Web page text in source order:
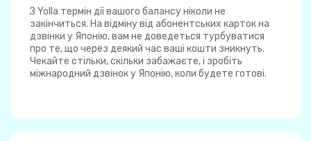
З Yolla термін дії вашого балансу ніколи не
закінчиться. На відміну від абонентських карток на
дзвінки у Японію, вам не доведеться турбуватися
про те, що через деякий час ваші кошти зникнуть.
Чекайте стільки, скільки забажаєте, і зробіть
міжнародний дзвінок у Японію, коли будете готові.